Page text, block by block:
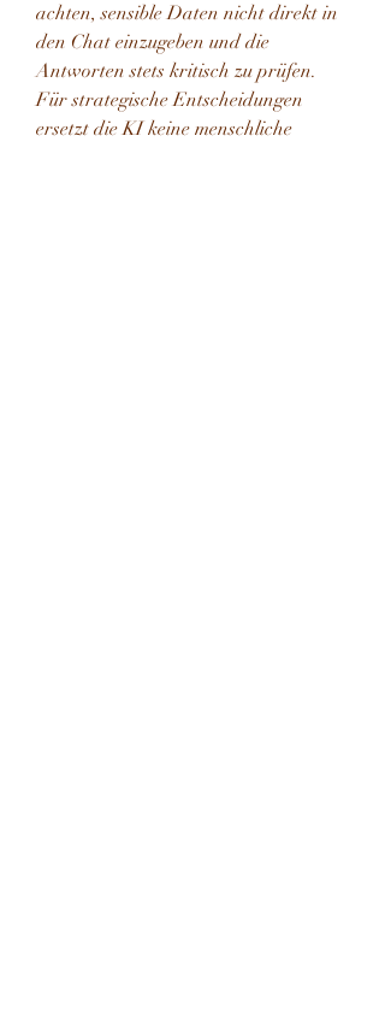
achten, sensible Daten nicht direkt in
den Chat einzugeben und die
Antworten stets kritisch zu prüfen.
Für strategische Entscheidungen
ersetzt die KI keine menschliche